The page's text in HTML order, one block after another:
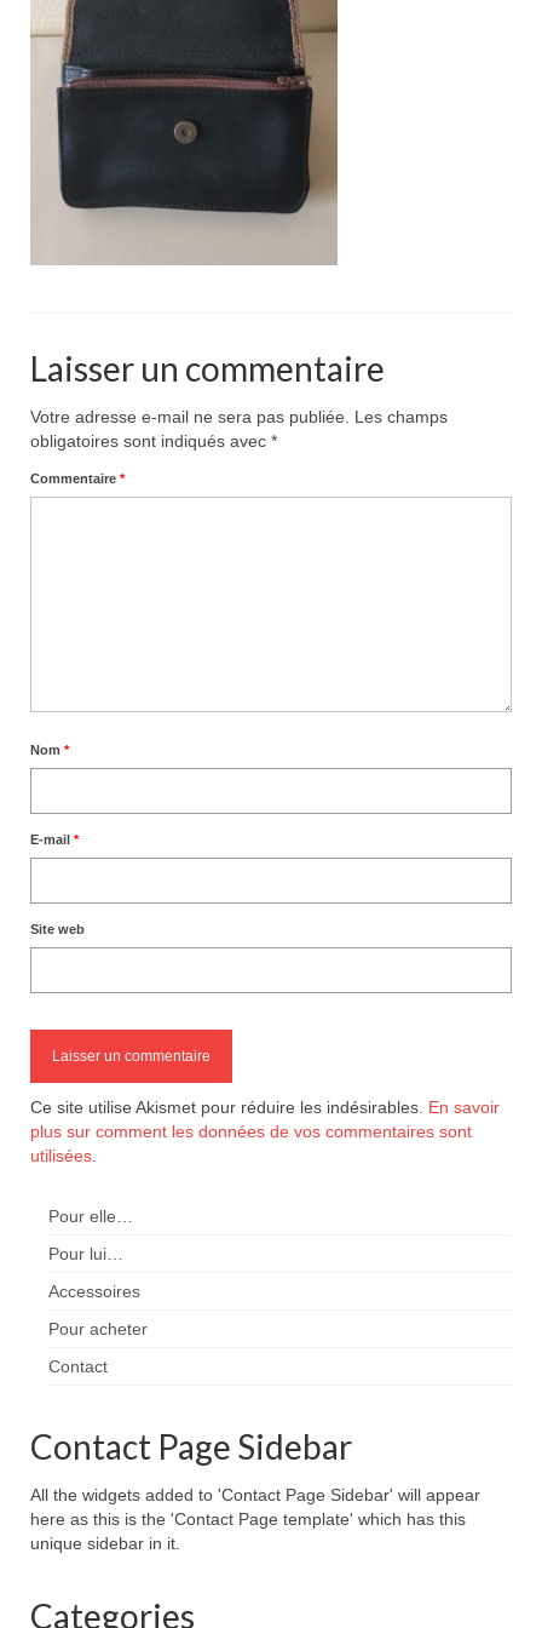
Pour acheter
Contact
Laisser un commentaire
Votre adresse e-mail ne sera pas publiée.
Les champs
obligatoires sont indiqués avec *
Commentaire *
Nom *
E-mail *
Site web
Ce site utilise Akismet pour réduire les indésirables. En savoir
plus sur comment les données de vos commentaires sont
utilisées
Pour elle…
Pour lui…
Accessoires
Pour acheter
Contact
Contact Page Sidebar
All the widgets added to 'Contact Page Sidebar' will appear
here as this is the 'Contact Page template' which has this
unique sidebar in it.
Categories